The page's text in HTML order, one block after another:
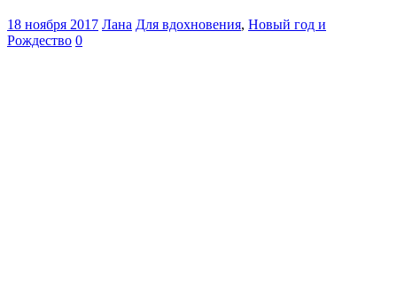
18 ноября 2017 Лана Для вдохновения, Новый год и
Рождество 0